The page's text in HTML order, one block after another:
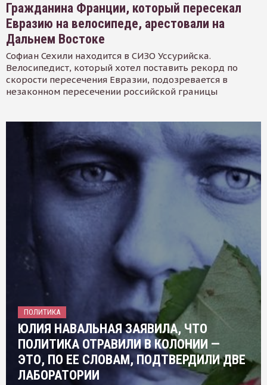
Гражданина Франции, который пересекал
Евразию на велосипеде, арестовали на
Дальнем Востоке
Софиан Сехили находится в СИЗО Уссурийска.
Велосипедист, который хотел поставить рекорд по
скорости пересечения Евразии, подозревается в
незаконном пересечении российской границы
ПОЛИТИКА
ЮЛИЯ НАВАЛЬНАЯ ЗАЯВИЛА, ЧТО
ПОЛИТИКА ОТРАВИЛИ В КОЛОНИИ —
ЭТО, ПО ЕЕ СЛОВАМ, ПОДТВЕРДИЛИ ДВЕ
ЛАБОРАТОРИИ